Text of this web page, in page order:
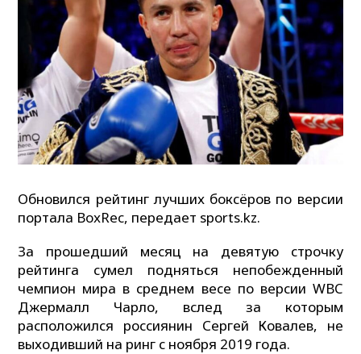
Обновился рейтинг лучших боксёров по версии
портала BoxRec, передает sports.kz.
За прошедший месяц на девятую строчку
рейтинга сумел подняться непобежденный
чемпион мира в среднем весе по версии WBC
Джермалл Чарло, вслед за которым
расположился россиянин Сергей Ковалев, не
выходивший на ринг с ноября 2019 года.